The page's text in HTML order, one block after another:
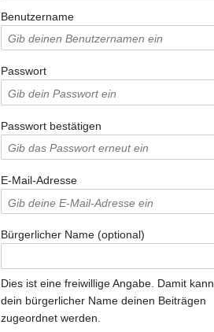
Benutzername
Passwort
Passwort bestätigen
E-Mail-Adresse
Bürgerlicher Name (optional)
Dies ist eine freiwillige Angabe. Damit kann
dein bürgerlicher Name deinen Beiträgen
zugeordnet werden.